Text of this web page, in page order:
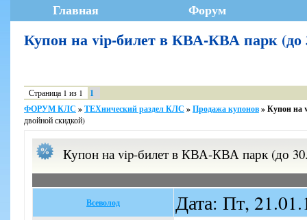
Главная Форум
Купон на vip-билет в КВА-КВА парк
Страница 1 из 1
1
ФОРУМ КЛС »ТЕХнический раздел КЛС »Продажа купонов»Купон на
двойной скидкой)
Купон на vip-билет в КВА-КВА парк (до
Всеволод Дата: Пт,